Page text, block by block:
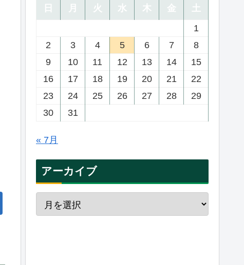
日
月 火 水 木 金
土
1
2
3 4 5 6 7
8
9
10 11 12 13 14
15
16
17 18 19 20 21
22
23
24 25 26 27 28
29
30
31
« 7月
アーカイブ